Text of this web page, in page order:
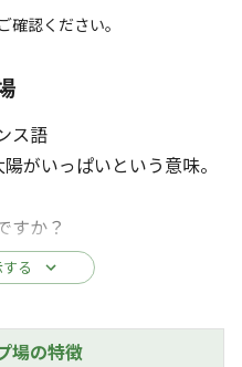
確認ください。
ス語
いっぱいという意味。
すか？
ある、
れる小さな集落に
る
場の特徴